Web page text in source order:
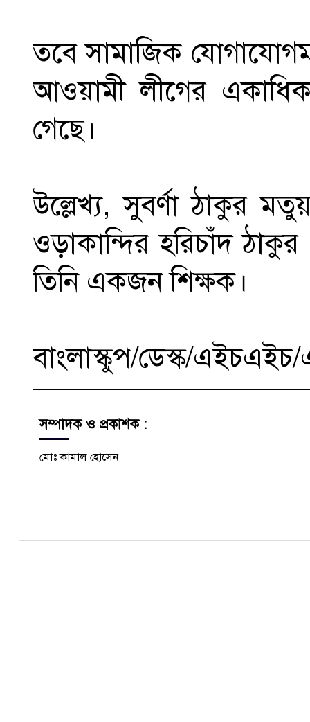
তবে সামাজিক
আওয়ামী লীগের একাধিক
গেছে।
উল্লেখ্য, সুবর্ণা ঠাকুর
ওড়াকান্দির হরিচাঁদ
তিনি একজন শিক্ষক।
বাংলাস্কুপ/ডেস্ক/
সম্পাদক ও প্রকাশক :
মোঃ কামাল হোসেন